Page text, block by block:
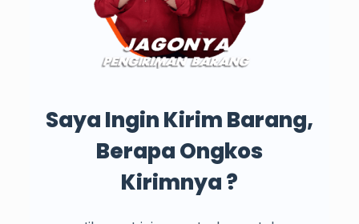
Saya Ingin Kirim Barang,
Berapa Ongkos
Kirimnya ?